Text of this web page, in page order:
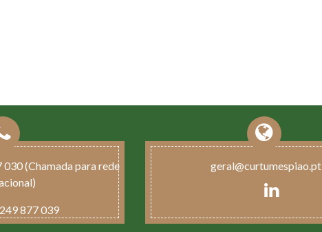
(Chamada para rede
877 039
geral@curtumespiao.pt